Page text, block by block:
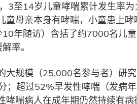
3至14岁儿童哮喘累计发生率
母亲本身有哮喘，小童患上
年随访）含括了约7000名儿
率。
大规模（25,000名参与者）研
超过52%早发性哮喘（发病
喘病人在成年期仍然持续有病